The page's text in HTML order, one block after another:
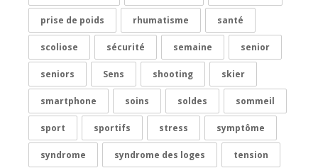
prise de poids rhumatisme santé
scoliose sécurité semaine senior
seniors Sens shooting skier
smartphone soins soldes sommeil
sport sportifs stress symptôme
syndrome syndrome des loges tension